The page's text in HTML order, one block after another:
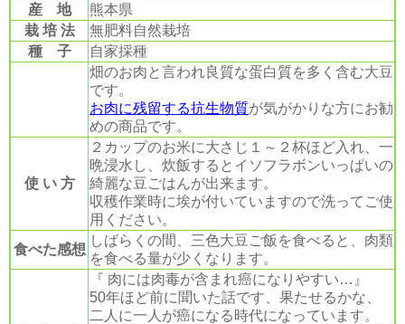
産 地
熊本県
栽 培 法
無肥料自然栽培
種 子
自家採種
畑のお肉と言われ良質な蛋白質を多く含む大豆
です。
お肉に残留する抗生物質が気がかりな方にお勧
めの商品です。
使 い 方
２カップのお米に大さじ１～２杯ほど入れ、一
晩浸水し、炊飯するとイソフラボンいっぱいの
綺麗な豆ごはんが出来ます。
収穫作業時に埃が付いていますので洗ってご使
用ください。
食べた感想
しばらくの間、三色大豆ご飯を食べると、肉類
を食べる量が少くなります。
『 肉には肉毒が含まれ癌になりやすい…』
50年ほど前に聞いた話です、果たせるかな、
二人に一人が癌になる時代になっています。